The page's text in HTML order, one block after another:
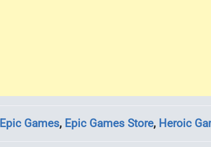
Epic Games, Epic Games Store, Heroic